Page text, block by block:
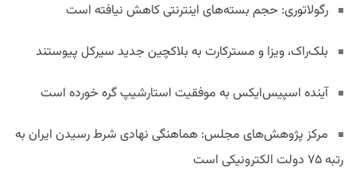
رگولاتوری: حجم بسته‌های اینترنتی کاهش نیافته است
بلک‌راک، ویزا و مسترکارت به بلاکچین جدید سیرکل پیوستند
آینده اسپیس‌ایکس به موفقیت استارشیپ گره خورده است
مرکز پژوهش‌های مجلس: هماهنگی نهادی شرط رسیدن ایران به
رتبه ۷۵ دولت الکترونیکی است